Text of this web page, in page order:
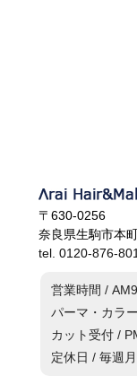
〒630-0256
奈良県生駒市本
tel. 0120-876-801
営業時間 /
パーマ・カラ
カット受付 /
定休日 / 毎週